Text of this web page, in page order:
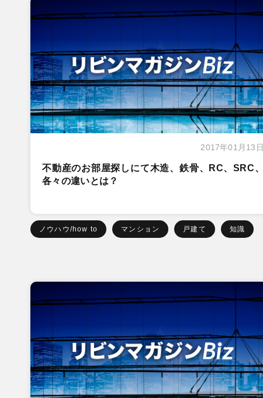
2017年01月13日
不動産のお部屋探しにて木造、鉄骨、RC、SRC、
各々の違いとは？
ノウハウ/how to マンション 戸建て 知識